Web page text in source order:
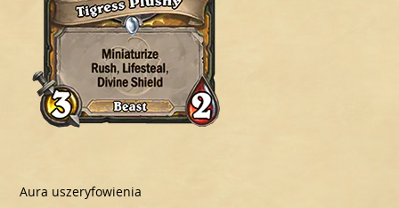
Aura uszeryfowienia